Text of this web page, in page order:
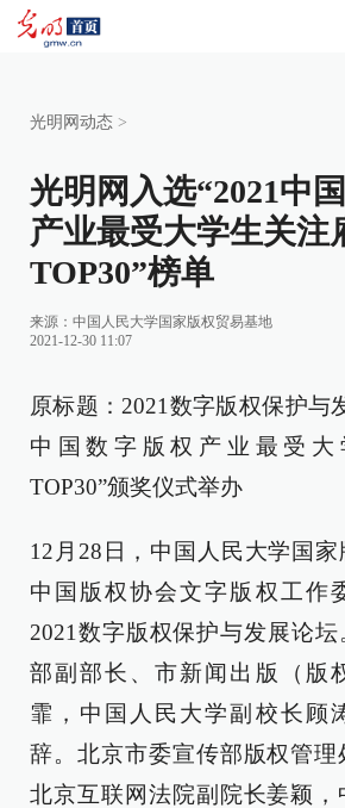
光明网动态 >
光明网入选“2021中
产业最受大学生关注
TOP30”榜单
来源： 中国人民大学国家版权贸易基地
2021-12-30 11:07
原标题：2021数字版权保护与
中国数字版权产业最受大
TOP30”颁奖仪式举办
12月28日，中国人民大学国
中国版权协会文字版权工作
2021数字版权保护与发展论
部副部长、市新闻出版（版
霏，中国人民大学副校长顾
辞。北京市委宣传部版权管理
北京互联网法院副院长姜颖，